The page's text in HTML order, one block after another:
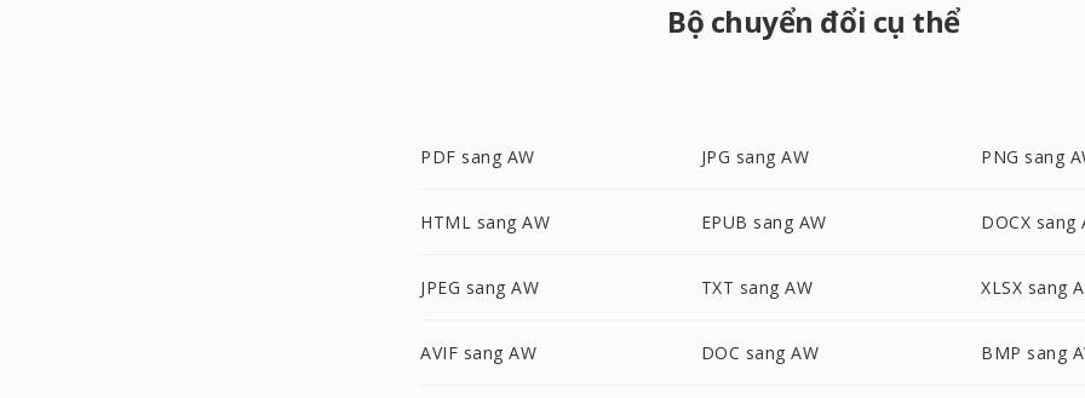
Bộ chuyển đổi cụ thể
PDF sang AW JPG sang AW PNG sang
HTML sang AW EPUB sang AW DOCX sang
JPEG sang AW TXT sang AW XLSX sang
AVIF sang AW DOC sang AW BMP sang